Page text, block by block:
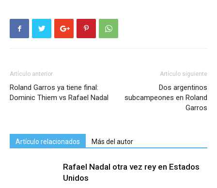
Artículo anterior
Roland Garros ya tiene final:
Dominic Thiem vs Rafael Nadal
Artículo siguiente
Dos argentinos
subcampeones en Roland
Garros
Artículo relacionados Más del autor
Rafael Nadal otra vez rey en Estados
Unidos